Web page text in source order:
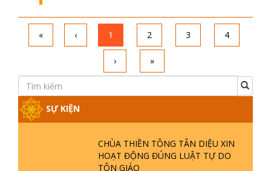
« ‹ 1 2 3 4
› »
SỰ KIỆN
CHÙA THIỀN TÔNG TÂN DIỆU XIN
HOẠT ĐỘNG ĐÚNG LUẬT TỰ DO
TÔN GIÁO